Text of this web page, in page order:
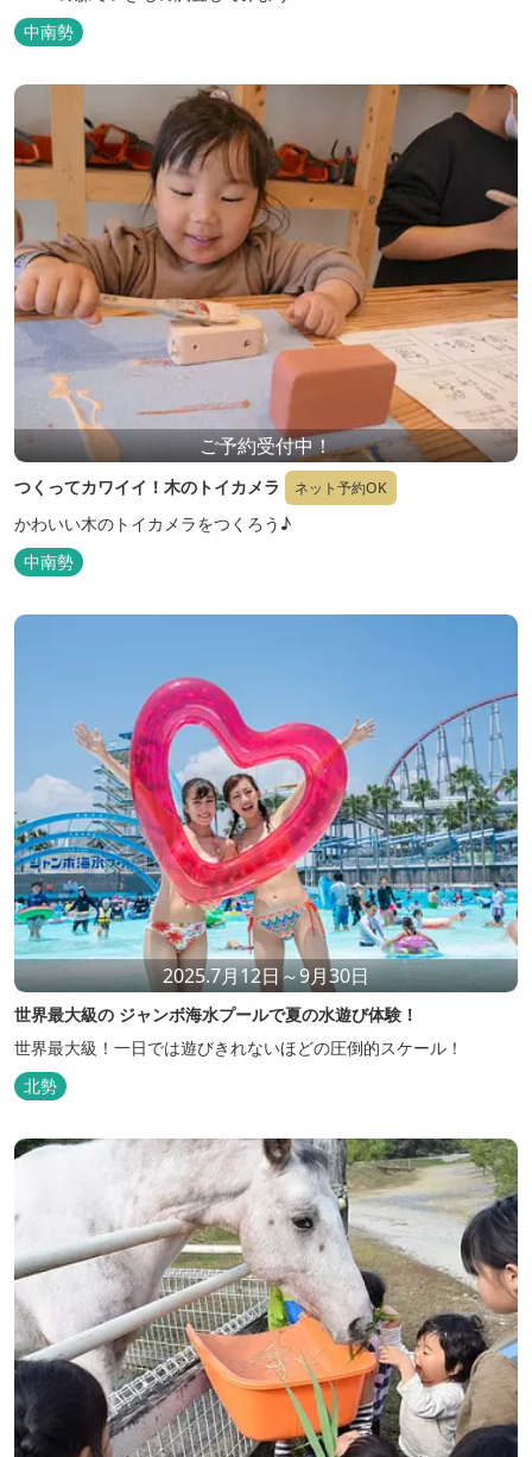
中南勢
ご予約受付中！
つくってカワイイ！木のトイカメラ ネット予約OK
かわいい木のトイカメラをつくろう♪
中南勢
2025.7月12日～9月30日
世界最大級の ジャンボ海水プールで夏の水遊び体験！
世界最大級！一日では遊びきれないほどの圧倒的スケール！
北勢